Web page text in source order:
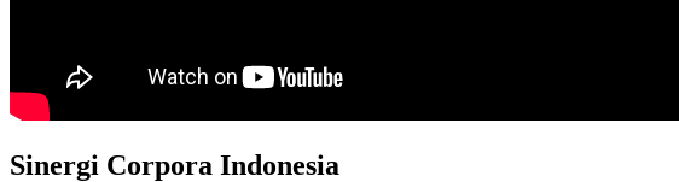
Sinergi Corpora Indonesia